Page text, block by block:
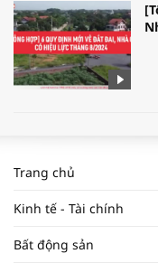
Trang chủ
Kinh tế - Tài chính
Bất động sản